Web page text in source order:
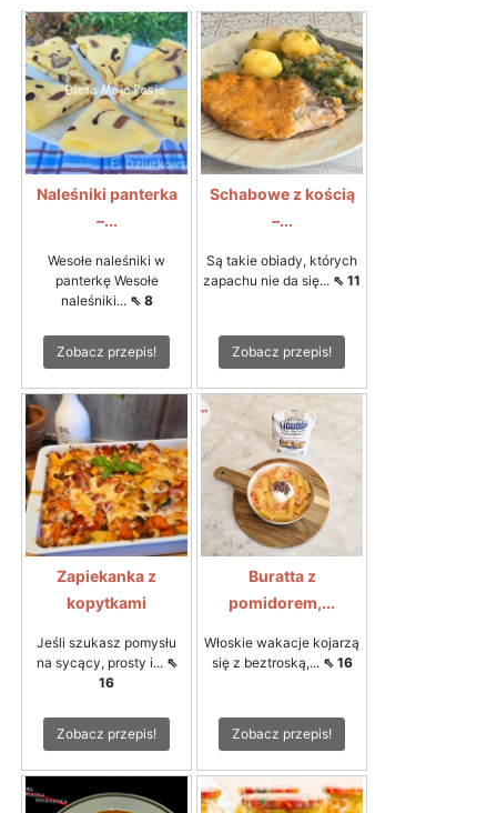
Naleśniki panterka
–...
Wesołe naleśniki w
panterkę Wesołe
naleśniki... ⇖ 8
Zobacz przepis!
Schabowe z kością
–...
Są takie obiady, których
zapachu nie da się... ⇖ 11
Zobacz przepis!
Zapiekanka z
kopytkami
Jeśli szukasz pomysłu
na sycący, prosty i... ⇖
16
Zobacz przepis!
Buratta z
pomidorem,...
Włoskie wakacje kojarzą
się z beztroską,... ⇖ 16
Zobacz przepis!